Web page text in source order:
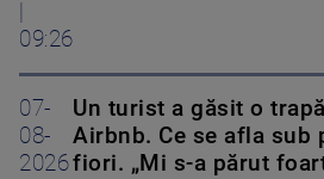
09:26
07-
08-
2026
Un turist a găsit o
Airbnb. Ce se afla sub
fiori. „Mi s-a părut